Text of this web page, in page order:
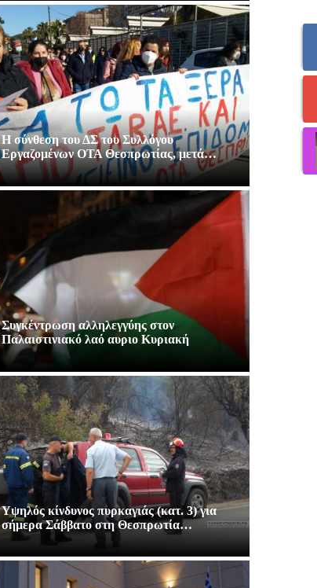
Η σύνθεση του ΔΣ του Συλλόγου
Εργαζομένων ΟΤΑ Θεσπρωτίας, μετά…
Συγκέντρωση αλληλεγγύης στον
Παλαιστινιακό λαό αυριο Κυριακή
Υψηλός κίνδυνος πυρκαγιάς (κατ. 3) για
σήμερα Σάββατο στη Θεσπρωτία…